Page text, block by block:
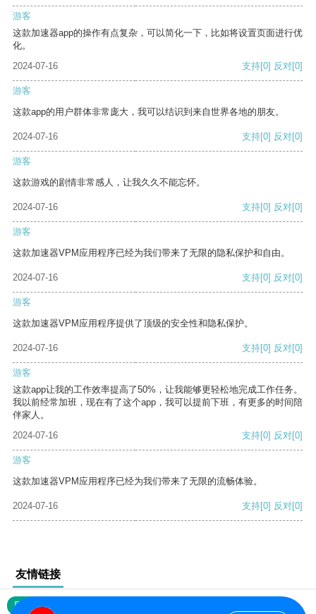
游客
这款加速器app的操作有点复杂，可以简化一下，比如将设置页面进行优
化。
2024-07-16
支持[0] 反对[0]
游客
这款app的用户群体非常庞大，我可以结识到来自世界各地的朋友。
2024-07-16 支持[0] 反对[0]
游客
这款游戏的剧情非常感人，让我久久不能忘怀。
2024-07-16 支持[0] 反对[0]
游客
这款加速器VPM应用程序已经为我们带来了无限的隐私保护和自由。
2024-07-16 支持[0] 反对[0]
游客
这款加速器VPM应用程序提供了顶级的安全性和隐私保护。
2024-07-16 支持[0] 反对[0]
游客
这款app让我的工作效率提高了50%，让我能够更轻松地完成工作任务。
我以前经常加班，现在有了这个app，我可以提前下班，有更多的时间陪
伴家人。
2024-07-16
支持[0] 反对[0]
游客
这款加速器VPM应用程序已经为我们带来了无限的流畅体验。
2024-07-16 支持[0] 反对[0]
友情链接
网站地图